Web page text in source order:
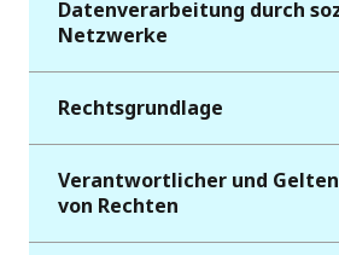
Datenverarbeitung durch
Netzwerke
Rechtsgrundlage
Verantwortlicher und
von Rechten